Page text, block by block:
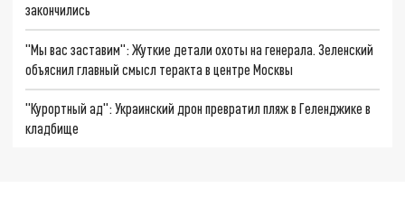
закончились
"Мы вас заставим": Жуткие детали охоты на генерала. Зеленский
объяснил главный смысл теракта в центре Москвы
"Курортный ад": Украинский дрон превратил пляж в Геленджике в
кладбище